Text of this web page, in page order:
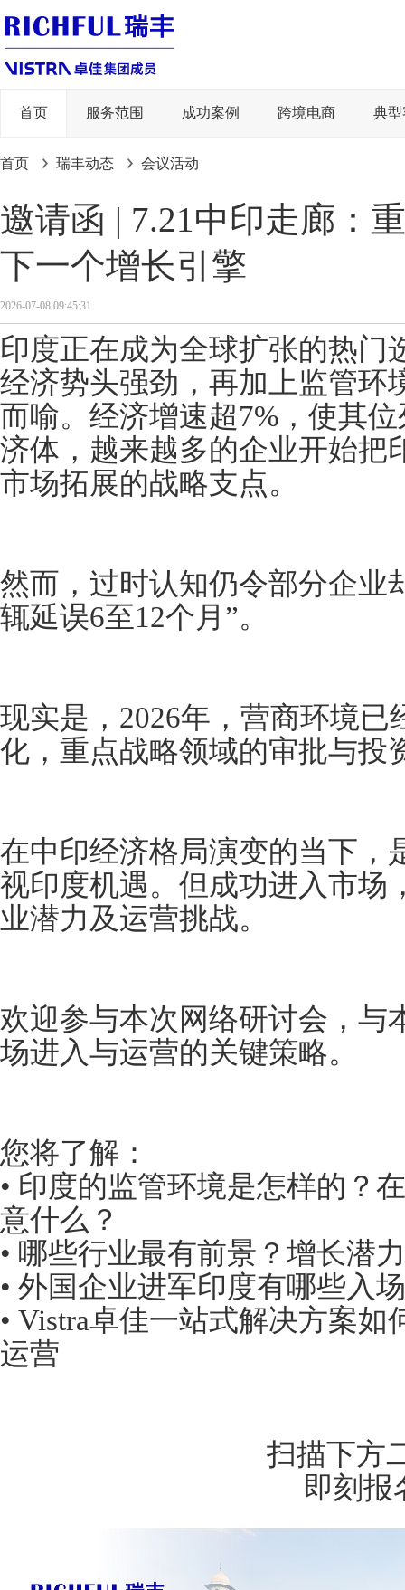
首页 服务范围 成功案例 跨境电商 典
首页 瑞丰动态 会议活动
邀请函 | 7.21中印走廊
下一个增长引擎
2026-07-08 09:45:31
印度正在成为全球扩张的热
经济势头强劲，再加上监管环
而喻。经济增速超7%，使其
济体，越来越多的企业开始把
市场拓展的战略支点。
然而，过时认知仍令部分企
辄延误6至12个月”。
现实是，2026年，营商环境
化，重点战略领域的审批与投
在中印经济格局演变的当下，
视印度机遇。但成功进入市场
业潜力及运营挑战。
欢迎参与本次网络研讨会，与
场进入与运营的关键策略。
您将了解：
• 印度的监管环境是怎样的？
意什么？
• 哪些行业最有前景？增长潜
• 外国企业进军印度有哪些入
• Vistra卓佳一站式解决方案
运营
扫描下方
即刻报